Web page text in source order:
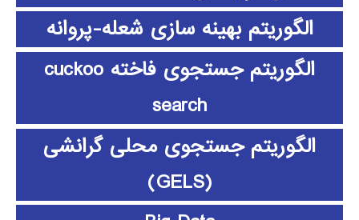
الگوریتم بهینه سازی شعله-پروانه
الگوریتم جستجوی فاخته cuckoo
search
الگوریتم جستجوی محلی گرانشی
(GELS)